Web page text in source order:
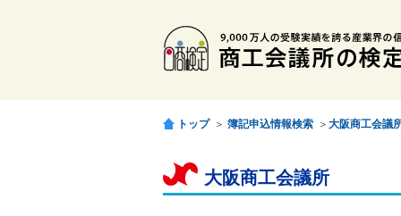
トップ ＞ 簿記申込情報検索 ＞ 大阪商工会議
大阪商工会議所